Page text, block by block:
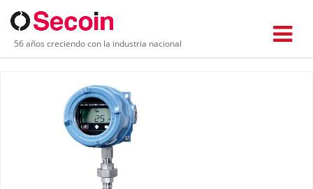
56 años creciendo con la industria nacional
PRODUCTOS EN TRANSMISORES DE
TEMPERATURA